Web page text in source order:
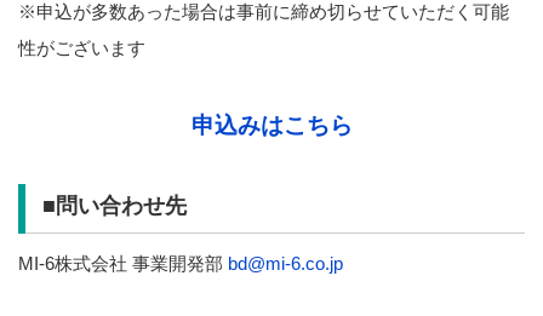
※申込が多数あった場合は事前に締め切らせていただく可能
性がございます
申込みはこちら
■問い合わせ先
MI-6株式会社 事業開発部 bd@mi-6.co.jp